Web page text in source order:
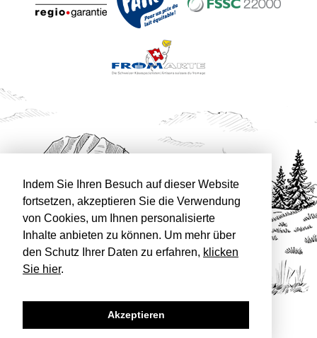
Indem Sie Ihren Besuch auf dieser Website
fortsetzen, akzeptieren Sie die Verwendung
von Cookies, um Ihnen personalisierte
Inhalte anbieten zu können. Um mehr über
den Schutz Ihrer Daten zu erfahren, klicken
Sie hier.
Akzeptieren